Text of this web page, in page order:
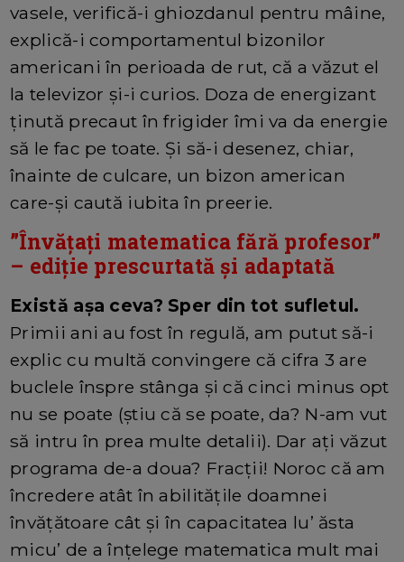
vasele, verifică-i ghiozdanul pentru mâine,
explică-i comportamentul bizonilor
americani în perioada de rut, că a văzut el
la televizor și-i curios. Doza de energizant
ținută precaut în frigider îmi va da energie
să le fac pe toate. Și să-i desenez, chiar,
înainte de culcare, un bizon american
care-și caută iubita în preerie.
”Învățați matematica fără profesor”
– ediție prescurtată și adaptată
Există așa ceva? Sper din tot sufletul.
Primii ani au fost în regulă, am putut să-i
explic cu multă convingere că cifra 3 are
buclele înspre stânga și că cinci minus opt
nu se poate (știu că se poate, da? N-am vut
să intru în prea multe detalii). Dar ați văzut
programa de-a doua? Fracții! Noroc că am
încredere atât în abilitățile doamnei
învățătoare cât și în capacitatea lu’ ăsta
micu’ de a înțelege matematica mult mai